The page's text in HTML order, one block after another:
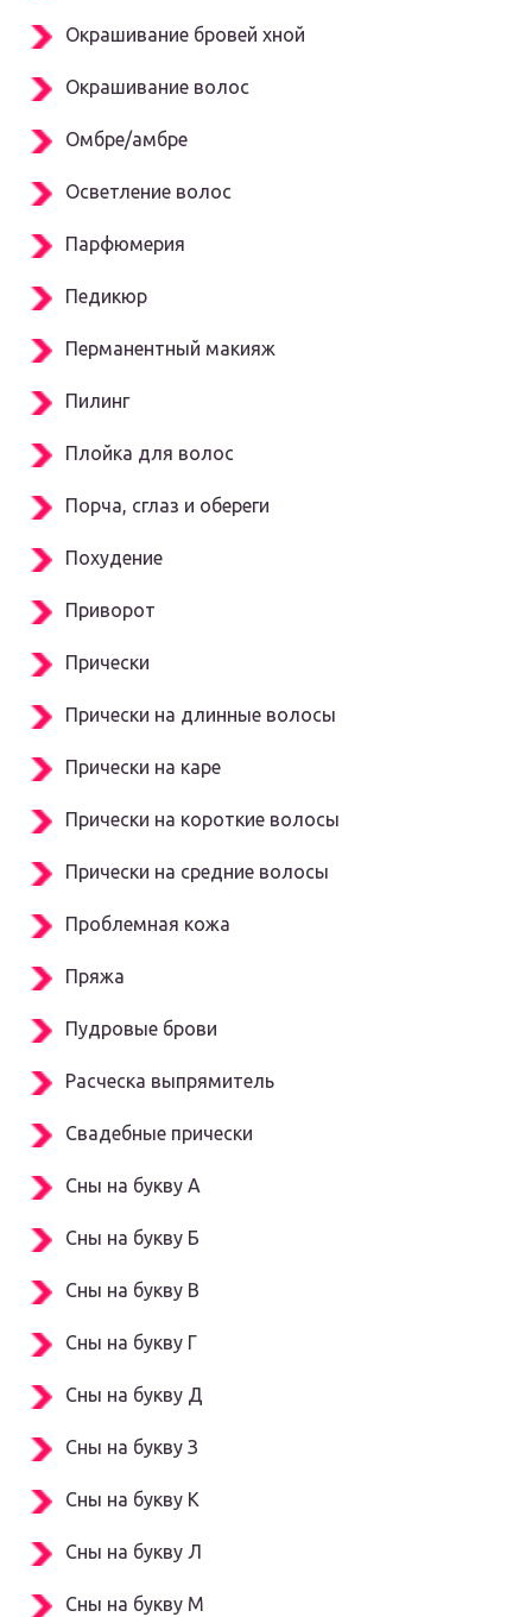
Окрашивание бровей хной
Окрашивание волос
Омбре/амбре
Осветление волос
Парфюмерия
Педикюр
Перманентный макияж
Пилинг
Плойка для волос
Порча, сглаз и обереги
Похудение
Приворот
Прически
Прически на длинные волосы
Прически на каре
Прически на короткие волосы
Прически на средние волосы
Проблемная кожа
Пряжа
Пудровые брови
Расческа выпрямитель
Свадебные прически
Сны на букву А
Сны на букву Б
Сны на букву В
Сны на букву Г
Сны на букву Д
Сны на букву З
Сны на букву К
Сны на букву Л
Сны на букву М